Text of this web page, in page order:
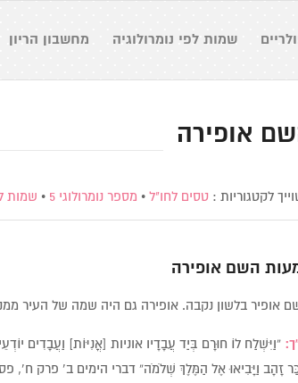
שמות לפי נומרולוגיה מחשבון הריון
אופירה
לקטגוריות :טסים לחו"ל • מספר נומרולוגי 5 • שמות
השם אופירה
אופיר בלשון נקבה. אופירה גם היה שמה של העיר
“וַיִּשְׁלַח לוֹ חוּרָם בְּיַד עֲבָדָיו אוניות [אֳנִיּוֹת] וַעֲבָדִים
זָהָב וַיָּבִיאוּ אֶל הַמֶּלֶךְ שְׁלֹמֹה” דברי הימים ב’ פרק ח’,